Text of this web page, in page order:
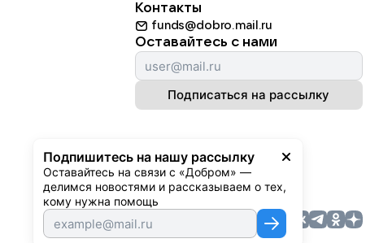
Подпишитесь на нашу рассылку
Оставайтесь на связи с «Добром» —
делимся новостями и рассказываем о тех,
кому нужна помощь
Контакты
funds@dobro.mail.ru
Оставайтесь с нами
Подписаться на рассылку